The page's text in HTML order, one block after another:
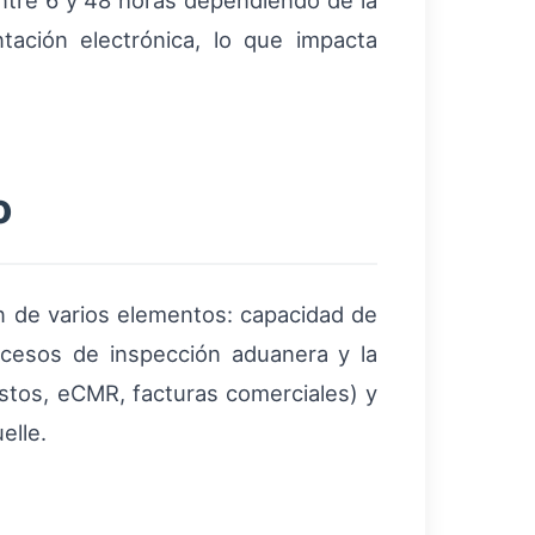
electrónica, lo que impacta
varios elementos: capacidad de
de inspección aduanera y la
eCMR, facturas comerciales) y